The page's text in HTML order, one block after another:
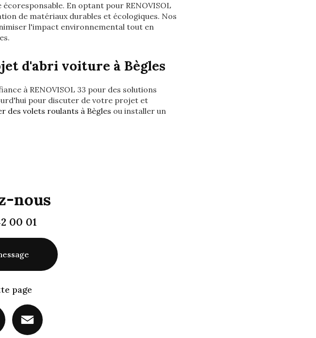
En optant pour RENOVISOL
de matériaux durables et écologiques. Nos
l'impact environnemental tout en
d'abri voiture à Bègles
à RENOVISOL 33 pour des solutions
pour discuter de votre projet et
des volets roulants à Bègles ou installer un
nous
00 01
page